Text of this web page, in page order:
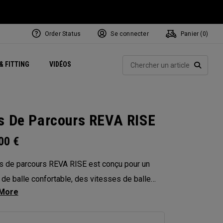
FITTING VIDÉOSExclusive Mavrik Complete Sets
Exclusivités - Balles de Golf
Juillet NEW Headwear
Women's Golf Balls
Exclusivités - Accessoires
Régionaux
Order Status Se connecter Panier ( 0)
De Parcours REVA RISE
€
de parcours REVA RISE est conçu pour un
balle confortable, des vitesses de balle
et une tolérance maximale. Il intègre les